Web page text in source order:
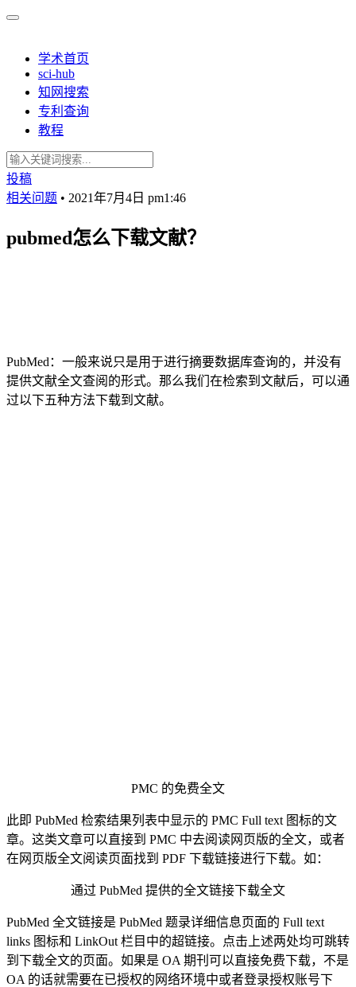
学术首页
sci-hub
知网搜索
专利查询
教程
投稿
相关问题 • 2021年7月4日 pm1:46
pubmed怎么下载文献？
PubMed：一般来说只是用于进行摘要数据库查询的，并没有
提供文献全文查阅的形式。那么我们在检索到文献后，可以通
过以下五种方法下载到文献。
PMC 的免费全文
此即 PubMed 检索结果列表中显示的 PMC Full text 图标的文
章。这类文章可以直接到 PMC 中去阅读网页版的全文，或者
在网页版全文阅读页面找到 PDF 下载链接进行下载。如：
通过 PubMed 提供的全文链接下载全文
PubMed 全文链接是 PubMed 题录详细信息页面的 Full text
links 图标和 LinkOut 栏目中的超链接。点击上述两处均可跳转
到下载全文的页面。如果是 OA 期刊可以直接免费下载，不是
OA 的话就需要在已授权的网络环境中或者登录授权账号下